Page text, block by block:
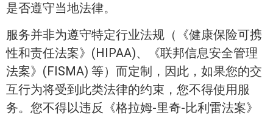
是否遵守当地法律。
服务并非为遵守特定行业法规（《健康保险可携
性和责任法案》(HIPAA)、《联邦信息安全管理
法案》(FISMA) 等）而定制，因此，如果您的交
互行为将受到此类法律的约束，您不得使用服
务。您不得以违反《格拉姆-里奇-比利雷法案》